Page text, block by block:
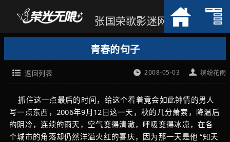
张国荣歌影迷网
青春的句子
缤纷花雨
2008-05-03
返回列表
抓住这一点最后的时间，给这个看着竟会如此钟情的男人
写一点东西，2006年9月12日这一天，秋的几分萧索，降温后
的阴冷，连续的雨天，空气变得清澈，呼吸变得冰凉，在各
个城市的角落却仍然洋溢火红的喜庆，因为那一天是他 “知天